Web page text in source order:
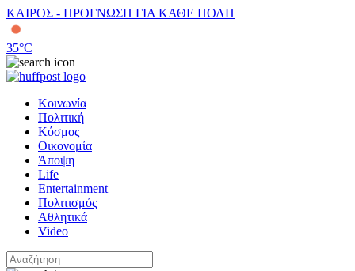
ΚΑΙΡΟΣ - ΠΡΟΓΝΩΣΗ ΓΙΑ ΚΑΘΕ ΠΟΛΗ
35°C
Κοινωνία
Πολιτική
Κόσμος
Οικονομία
Άποψη
Life
Entertainment
Πολιτισμός
Αθλητικά
Video